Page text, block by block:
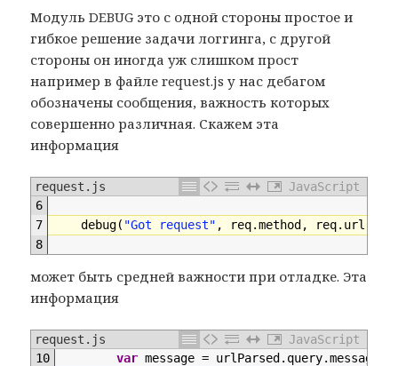
Модуль DEBUG это с одной стороны простое и
гибкое решение задачи логгинга, с другой
стороны он иногда уж слишком прост
например в файле request.js у нас дебагом
обозначены сообщения, важность которых
совершенно различная. Скажем эта
информация
request.js
JavaScript
6
7
8
debug( "Got request" , req.method , req. url
может быть средней важности при отладке. Эта
информация
request.js
JavaScript
10
var message = urlParsed . query.message